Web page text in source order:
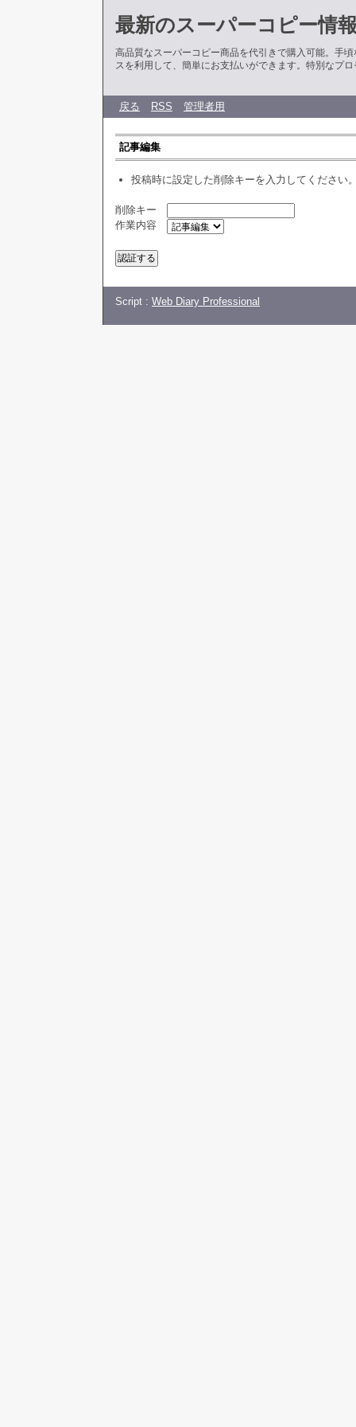
最新のスーパーコピー情
高品質なスーパーコピー商品を代引きで購入可能。手
スを利用して、簡単にお支払いができます。特別なプ
戻る RSS 管理者用
記事編集
投稿時に設定した削除キーを入力してください
削除キー
作業内容
Script : Web Diary Professional